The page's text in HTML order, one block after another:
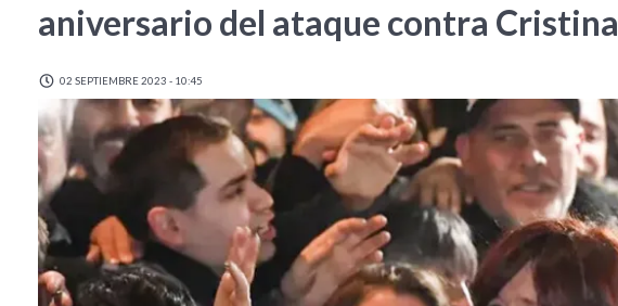
aniversario del ataque contra Cristina
02 SEPTIEMBRE 2023 - 10:45